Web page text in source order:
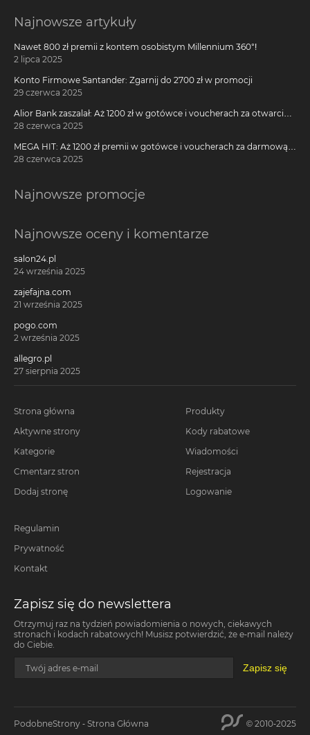
Najnowsze artykuły
Nawet 800 zł premii z kontem osobistym Millennium 360°!
2 lipca 2025
Konto Firmowe Santander: Zgarnij do 2700 zł w promocji
29 czerwca 2025
Alior Bank zaszalał: Aż 1200 zł w gotówce i voucherach za otwarcie
darmowego konta!
28 czerwca 2025
MEGA HIT: Aż 1200 zł premii w gotówce i voucherach za darmową
kartę kredytową Citi Simplicity
28 czerwca 2025
Najnowsze promocje
Najnowsze oceny i komentarze
salon24.pl
24 września 2025
zajefajna.com
21 września 2025
pogo.com
2 września 2025
allegro.pl
27 sierpnia 2025
Strona główna
Aktywne strony
Kategorie
Cmentarz stron
Dodaj stronę
Produkty
Kody rabatowe
Wiadomości
Rejestracja
Logowanie
Regulamin
Prywatność
Kontakt
Zapisz się do newslettera
Otrzymuj raz na tydzień powiadomienia o nowych, ciekawych
stronach i kodach rabatowych! Musisz potwierdzić, że e-mail należy
do Ciebie.
Twój adres e-mail Zapisz się
PodobneStrony - Strona Główna © 2010-2025